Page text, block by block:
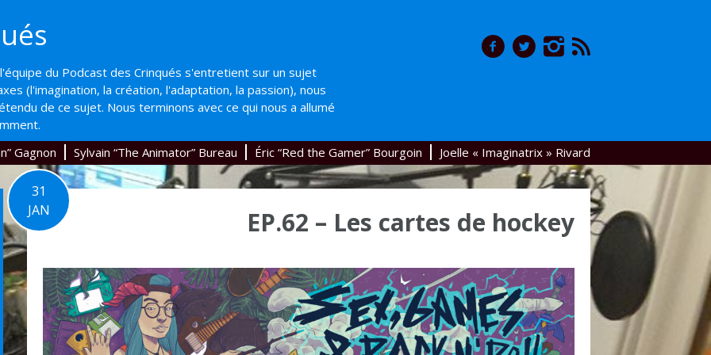
du Podcast des Crinqués s'entretient sur un sujet
(l'imagination, la création, l'adaptation, la passion), nous
de ce sujet. Nous terminons avec ce qui nous a allumé
Gagnon
Sylvain “The Animator” Bureau Éric “Red the Gamer” Bourgoin Joelle « Imaginatrix » Rivard
31
JAN
EP.62 – Les cartes de hockey